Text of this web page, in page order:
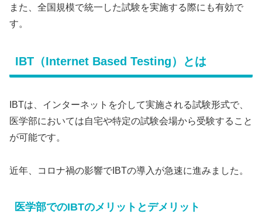
また、全国規模で統一した試験を実施する際にも有効で
す。
IBT（Internet Based Testing）とは
IBTは、インターネットを介して実施される試験形式で、
医学部においては自宅や特定の試験会場から受験すること
が可能です。
近年、コロナ禍の影響でIBTの導入が急速に進みました。
医学部でのIBTのメリットとデメリット